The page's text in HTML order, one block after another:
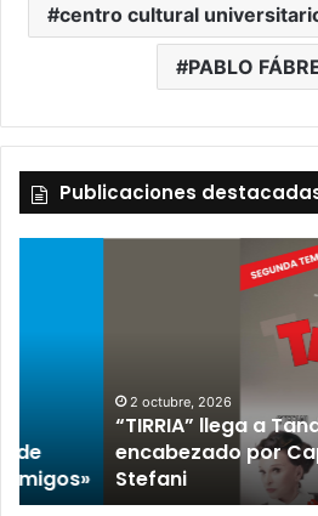
centro cultural
PABLO
Publicaciones
2 octubre, 2026
“TIRRIA” llega a Tandil con
encabezado por
Stefani